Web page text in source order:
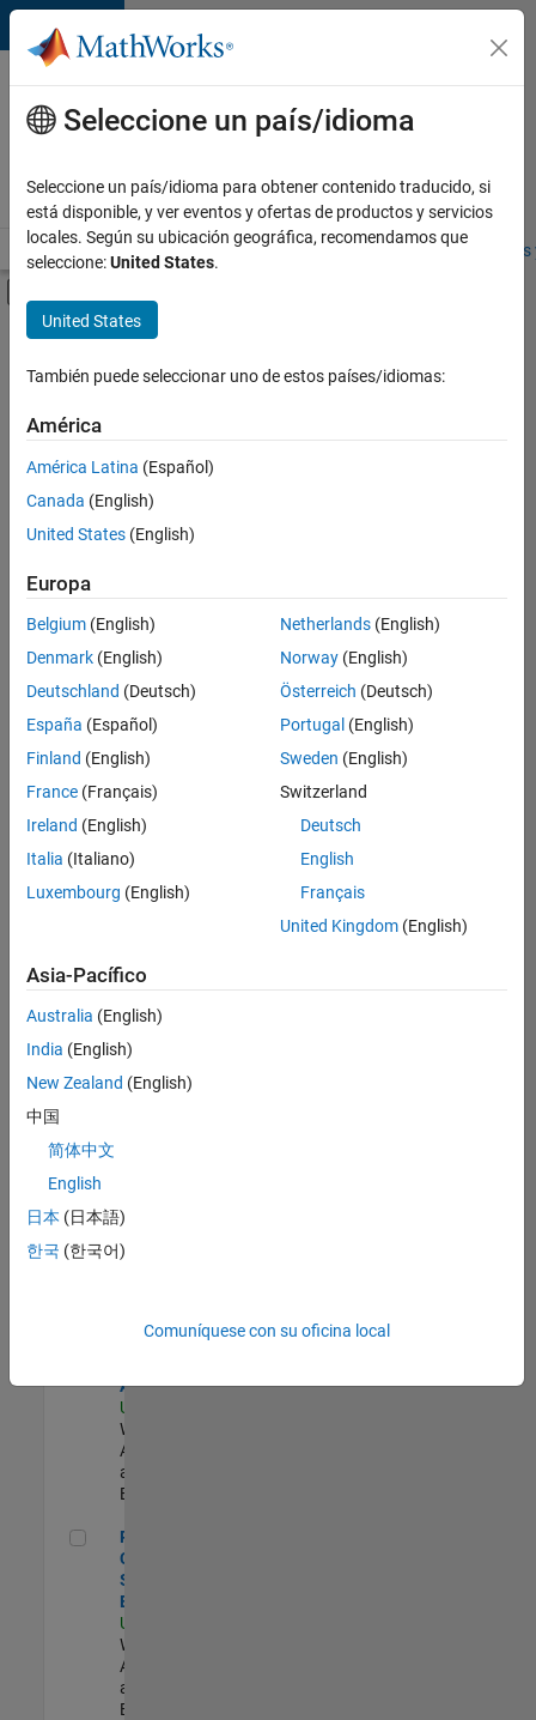
Saltar al contenido
Ofertas
de
empleo
MathWorks
Visión general Búsqueda de empleo Oficinas locales
Contenido principal
FILTRADO POR
User Experience
Web Applications and Services
Education Marketing
Ordenar por
Guardar
empleos
seleccionados
No se
han
traducido
todos
los
empleos.
Busque
por
ubicación
todos
empleos
en su
zona.
Senior Security Infrastructure Engineer
Engineer
Infrastructure
Experimentado
Architect
US-MA-Natick
Web
Applications
and Services |
Experimentado
Principal Cloud Software Engineer
Principal
Cloud
Software
Engineer
US-MA-Natick
Web
Applications
and Services |
Experimentado
Seleccione un país/idioma
Seleccione un país/idioma para obtener contenido traducido, si
está disponible, y ver eventos y ofertas de productos y servicios
locales. Según su ubicación geográfica, recomendamos que
seleccione:United States.
United States
También puede seleccionar uno de estos países/idiomas:
América
América Latina (Español)
Canada (English)
United States (English)
Europa
Belgium (English)
Denmark (English)
Deutschland (Deutsch)
España (Español)
Finland (English)
France (Français)
Ireland (English)
Italia (Italiano)
Luxembourg (English)
Netherlands(English)
Norway(English)
Österreich (Deutsch)
Portugal (English)
Sweden (English)
Switzerland
Deutsch
English
Français
United Kingdom(English)
Asia-Pacífico
Australia (English)
India (English)
New Zealand (English)
中国
简体中文
English
日本 (日本語)
한국 (한국어)
Comuníquese con su oficina local